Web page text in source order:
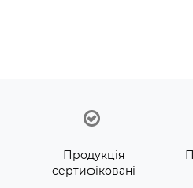
Продукція
сертифіковані